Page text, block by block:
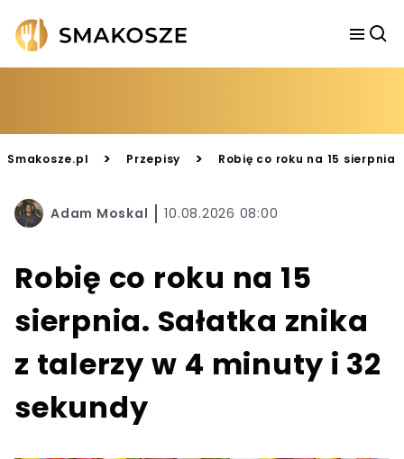
Smakosze.pl > Przepisy > Robię co roku na 15
Adam Moskal 10.08.2026 08:00
Robię co roku na 15
sierpnia. Sałatka znika
z talerzy w 4 minuty i 32
sekundy